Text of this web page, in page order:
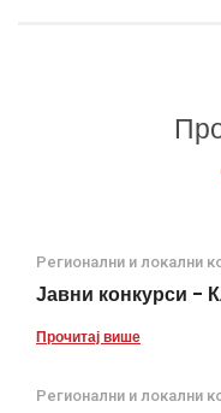
Регионални и локални
Јавни конкурси -
Прочитај више
Регионални и локални